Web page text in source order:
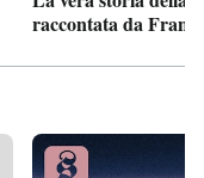
raccontata da